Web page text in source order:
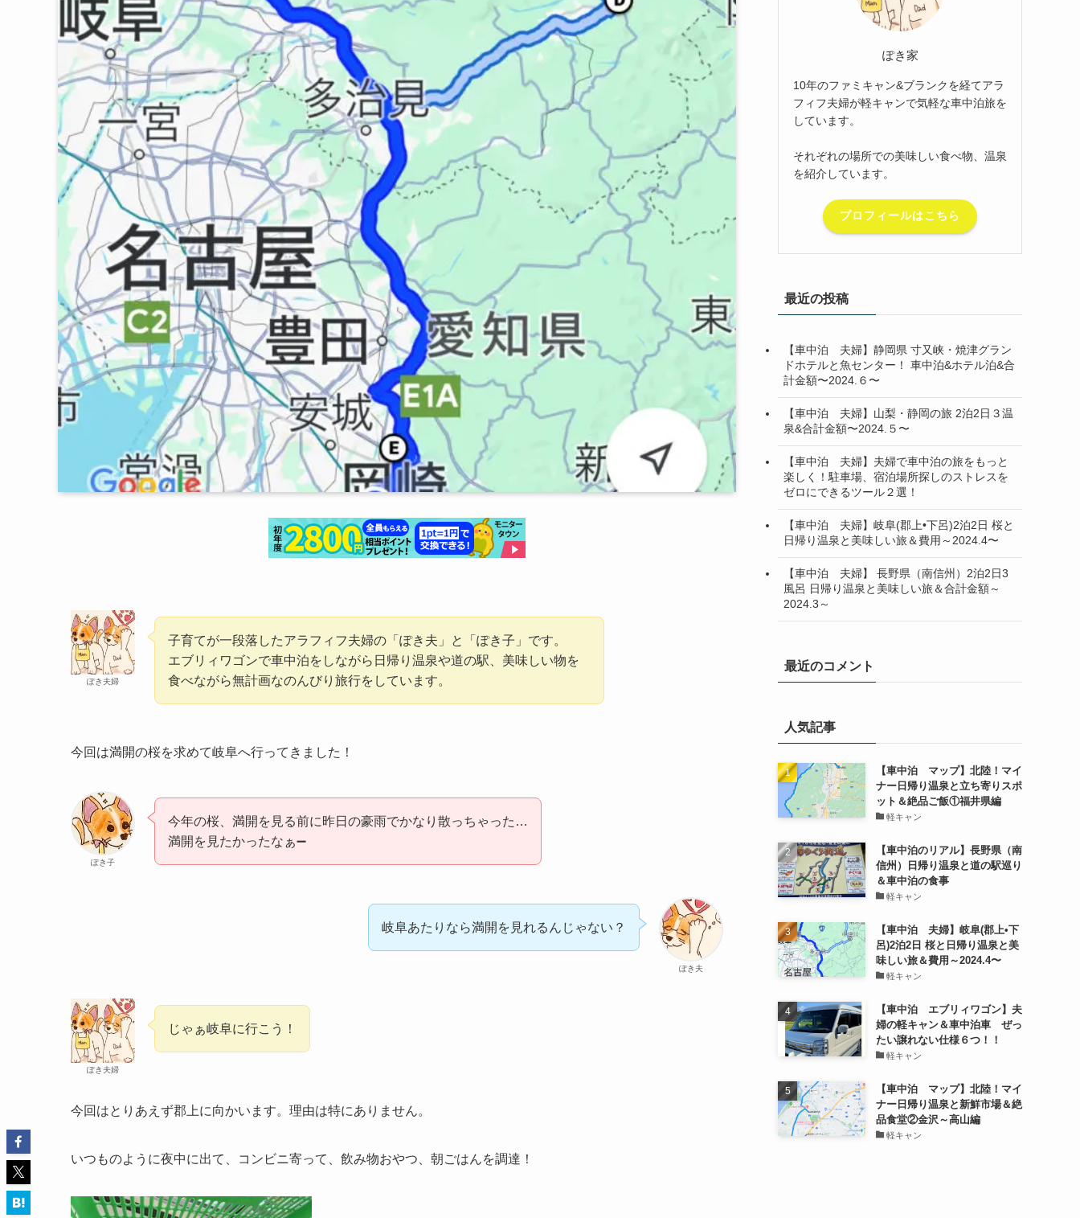
ぽき夫婦
子育てが一段落したアラフィフ夫婦の「ぽき夫」と「ぽき子」です。
エブリィワゴンで車中泊をしながら日帰り温泉や道の駅、美味しい物を
食べながら無計画なのんびり旅行をしています。
今回は満開の桜を求めて岐阜へ行ってきました！
ぽき子
今年の桜、満開を見る前に昨日の豪雨でかなり散っちゃった…
満開を見たかったなぁ➖
ぽき夫
岐阜あたりなら満開を見れるんじゃない？
ぽき夫婦
じゃぁ岐阜に行こう！
今回はとりあえず郡上に向かいます。理由は特にありません。
いつものように夜中に出て、コンビニ寄って、飲み物おやつ、朝ごはんを調達！
ぽき家
10年のファミキャン&ブランクを経てアラ
フィフ夫婦が軽キャンで気軽な車中泊旅を
しています。
それぞれの場所での美味しい食べ物、温泉
を紹介しています。
プロフィールはこちら
最近の投稿
【車中泊 夫婦】静岡県 寸又峡・焼津グラン
ドホテルと魚センター！ 車中泊&ホテル泊&合
計金額〜2024.６〜
【車中泊 夫婦】山梨・静岡の旅 2泊2日３温
泉&合計金額〜2024.５〜
【車中泊 夫婦】夫婦で車中泊の旅をもっと
楽しく！駐車場、宿泊場所探しのストレスを
ゼロにできるツール２選！
【車中泊 夫婦】岐阜(郡上•下呂)2泊2日 桜と
日帰り温泉と美味しい旅＆費用～2024.4〜
【車中泊 夫婦】 長野県（南信州）2泊2日3
風呂 日帰り温泉と美味しい旅＆合計金額～
2024.3～
最近のコメント
人気記事
【車中泊 マップ】北陸！マイ
ナー日帰り温泉と立ち寄りスポ
ット＆絶品ご飯①福井県編
軽キャン
【車中泊のリアル】長野県（南
信州）日帰り温泉と道の駅巡り
＆車中泊の食事
軽キャン
【車中泊 夫婦】岐阜(郡上•下
呂)2泊2日 桜と日帰り温泉と美
味しい旅＆費用～2024.4〜
軽キャン
【車中泊 エブリィワゴン】夫
婦の軽キャン＆車中泊車 ぜっ
たい譲れない仕様６つ！！
軽キャン
【車中泊 マップ】北陸！マイ
ナー日帰り温泉と新鮮市場＆絶
品食堂②金沢～高山編
軽キャン